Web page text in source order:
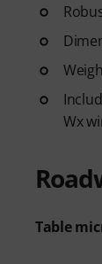
Wx
Table